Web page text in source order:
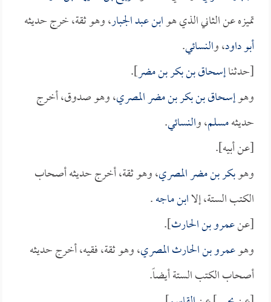
تميزه عن الثاني الذي هوابن عبد الجبار، وهو ثقة، خرج حديثه
أبو داود، والنسائي.
[حدثناإسحاق بن بكر بن مضر].
وهوإسحاق بن بكر بن مضر المصري، وهو صدوق، أخرج
حديثهمسلم، والنسائي.
[عن أبيه].
وهوبكر بن مضر المصري، وهو ثقة، أخرج حديثه أصحاب
الكتب الستة، إلاابن ماجه.
[عنعمرو بن الحارث].
وهوعمرو بن الحارث المصري، وهو ثقة، فقيه، أخرج حديثه
أصحاب الكتب الستة أيضاً.